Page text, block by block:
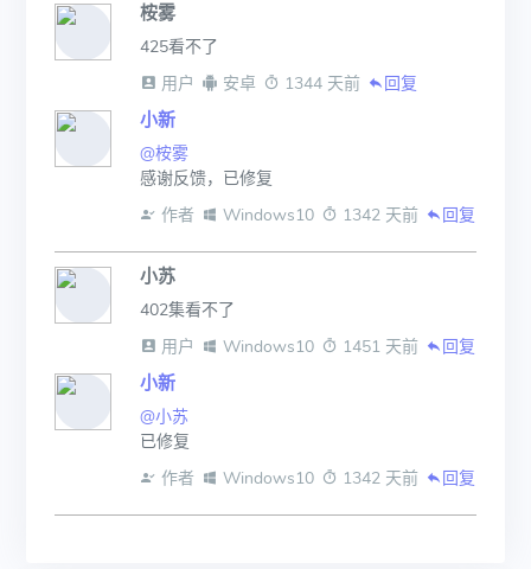
桉雾
425看不了
用户
安卓 1344 天前 回复
小新
@桉雾
感谢反馈，已修复
作者
Windows10 1342 天前 回复
小苏
402集看不了
用户
Windows10 1451 天前 回复
小新
@小苏
已修复
作者
Windows10 1342 天前 回复